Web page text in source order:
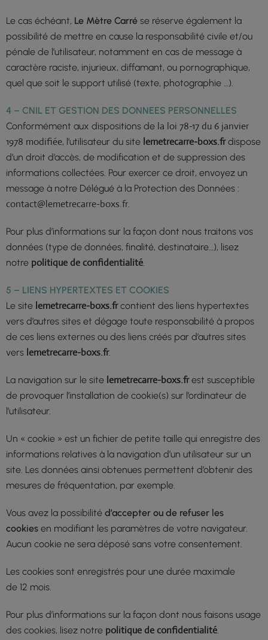
Le cas échéant, Le Mètre Carré se réserve également la
possibilité de mettre en cause la responsabilité civile et/ou
pénale de l’utilisateur, notamment en cas de message à
caractère raciste, injurieux, diffamant, ou pornographique,
quel que soit le support utilisé (texte, photographie …).
4 – CNIL ET GESTION DES DONNEES PERSONNELLES
Conformément aux dispositions de la loi 78-17 du 6 janvier
1978 modifiée, l’utilisateur du site lemetrecarre-boxs.frdispose
d’un droit d’accès, de modification et de suppression des
informations collectées. Pour exercer ce droit, envoyez un
message à notre Délégué à la Protection des Données :
contact@lemetrecarre-boxs.fr.
Pour plus d’informations sur la façon dont nous traitons vos
données (type de données, finalité, destinataire…), lisez
notre politique de confidentialité.
5 – LIENS HYPERTEXTES ET COOKIES
Le site lemetrecarre-boxs.frcontient des liens hypertextes
vers d’autres sites et dégage toute responsabilité à propos
de ces liens externes ou des liens créés par d’autres sites
vers lemetrecarre-boxs.fr.
La navigation sur le site lemetrecarre-boxs.frest susceptible
de provoquer l’installation de cookie(s) sur l’ordinateur de
l’utilisateur.
Un « cookie » est un fichier de petite taille qui enregistre des
informations relatives à la navigation d’un utilisateur sur un
site. Les données ainsi obtenues permettent d’obtenir des
mesures de fréquentation, par exemple.
Vous avez la possibilité d’accepter ou de refuser les
cookies en modifiant les paramètres de votre navigateur.
Aucun cookie ne sera déposé sans votre consentement.
Les cookies sont enregistrés pour une durée maximale
de 12 mois.
Pour plus d’informations sur la façon dont nous faisons usage
des cookies, lisez notre politique de confidentialité.